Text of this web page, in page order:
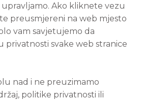
Ako kliknete vezu
preusmjereni na web mjesto
vam savjetujemo da
svake web stranice
nad i ne preuzimamo
politike privatnosti ili